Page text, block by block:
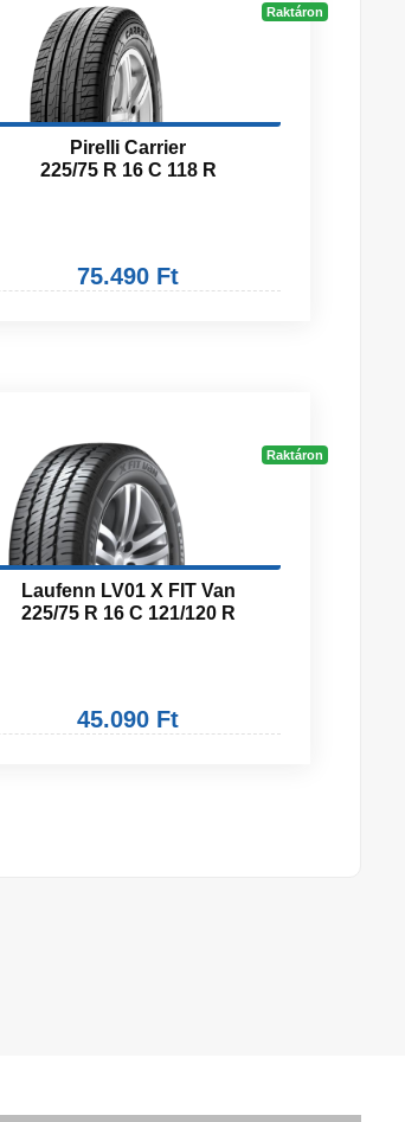
Raktáron
Pirelli Carrier
225/75 R 16 C 118 R
75.490 Ft
Raktáron
Laufenn LV01 X FIT Van
225/75 R 16 C 121/120 R
45.090 Ft